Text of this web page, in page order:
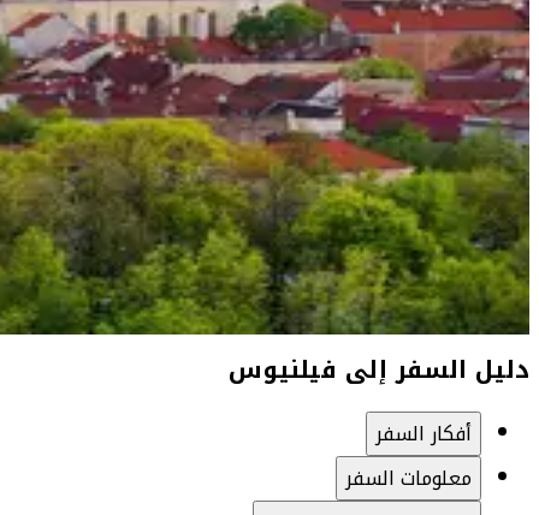
دليل السفر إلى فيلنيوس
أفكار السفر
معلومات السفر